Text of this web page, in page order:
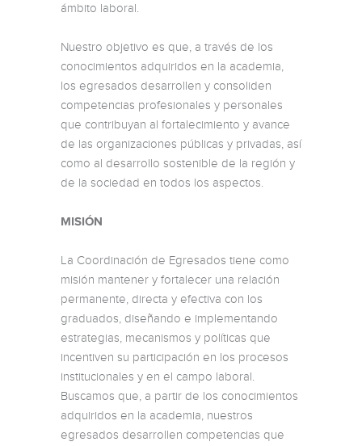
ámbito laboral.
Nuestro objetivo es que, a través de los
conocimientos adquiridos en la academia,
los egresados desarrollen y consoliden
competencias profesionales y personales
que contribuyan al fortalecimiento y avance
de las organizaciones públicas y privadas, así
como al desarrollo sostenible de la región y
de la sociedad en todos los aspectos.
MISIÓN
La Coordinación de Egresados tiene como
misión mantener y fortalecer una relación
permanente, directa y efectiva con los
graduados, diseñando e implementando
estrategias, mecanismos y políticas que
incentiven su participación en los procesos
institucionales y en el campo laboral.
Buscamos que, a partir de los conocimientos
adquiridos en la academia, nuestros
egresados desarrollen competencias que